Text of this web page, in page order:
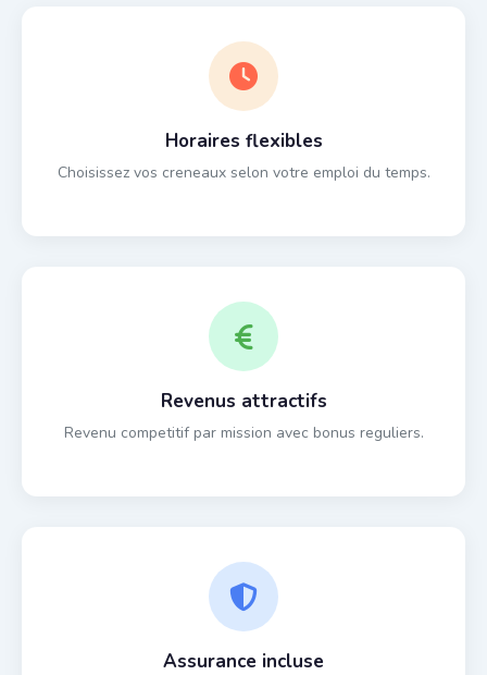
Horaires flexibles
Choisissez vos creneaux selon votre emploi du temps.
Revenus attractifs
Revenu competitif par mission avec bonus reguliers.
Assurance incluse